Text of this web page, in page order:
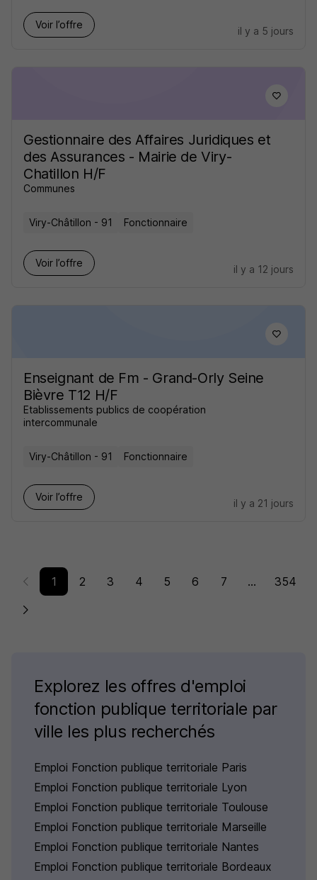
Voir l’offre
il y a 5 jours
Gestionnaire des Affaires Juridiques et
des Assurances - Mairie de Viry-
Chatillon H/F
Communes
Viry-Châtillon - 91 Fonctionnaire
Voir l’offre
il y a 12 jours
Enseignant de Fm - Grand-Orly Seine
Bièvre T12 H/F
Etablissements publics de coopération
intercommunale
Viry-Châtillon - 91 Fonctionnaire
Voir l’offre
il y a 21 jours
1 2 3 4 5 6 7 ... 354
Explorez les offres d'emploi
fonction publique territoriale par
ville les plus recherchés
Emploi Fonction publique territoriale Paris
Emploi Fonction publique territoriale Lyon
Emploi Fonction publique territoriale Toulouse
Emploi Fonction publique territoriale Marseille
Emploi Fonction publique territoriale Nantes
Emploi Fonction publique territoriale Bordeaux